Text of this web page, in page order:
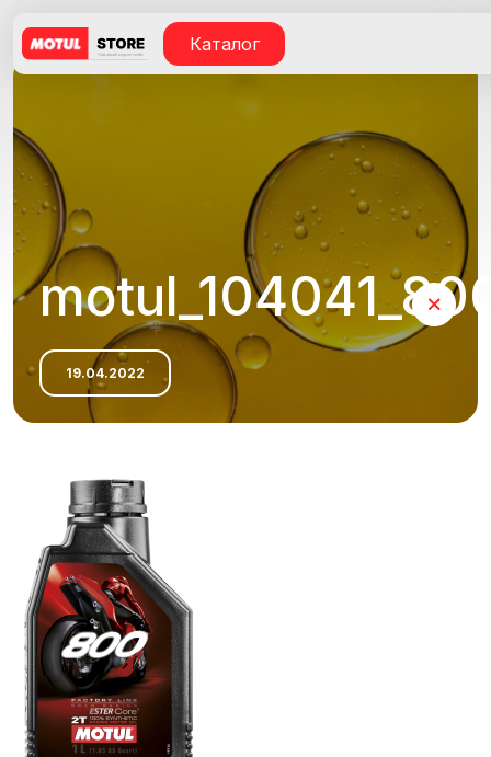
Каталог
19.04.2022